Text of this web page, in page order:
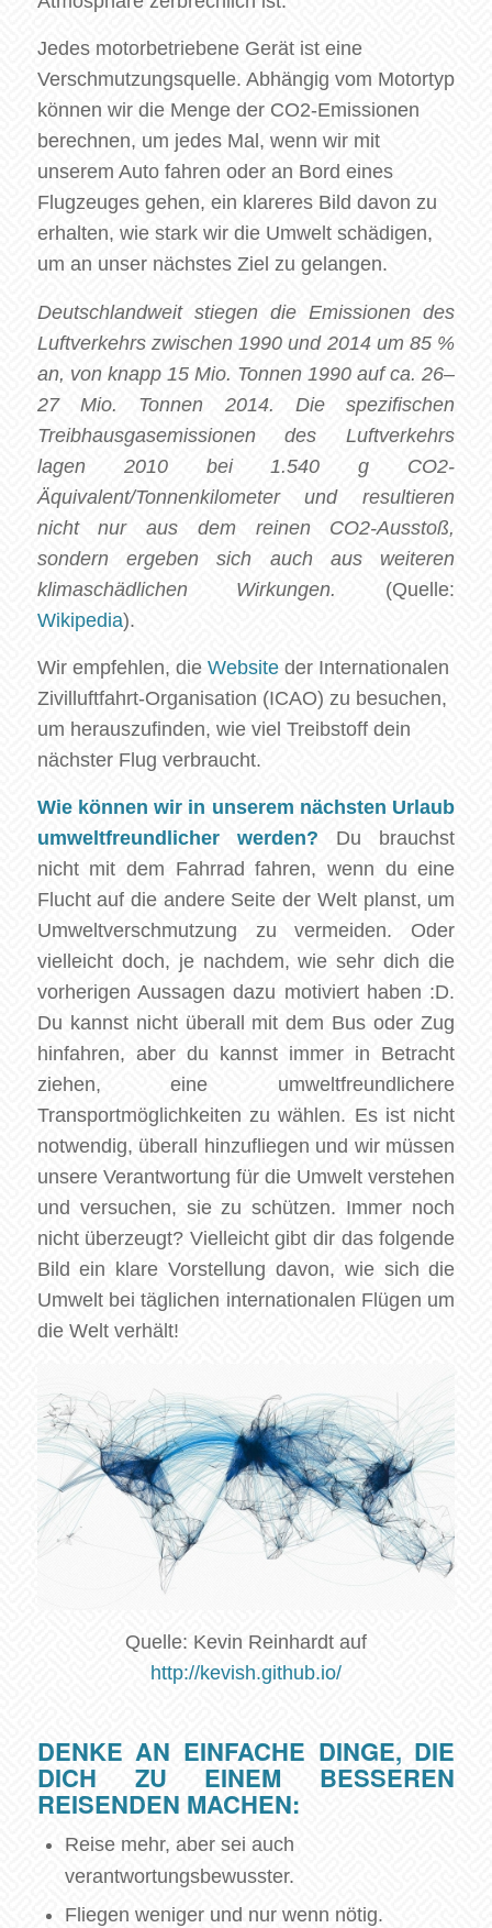
Jedes motorbetriebene Gerät ist eine
Verschmutzungsquelle. Abhängig vom Motortyp
können wir die Menge der CO2-Emissionen
berechnen, um jedes Mal, wenn wir mit
unserem Auto fahren oder an Bord eines
Flugzeuges gehen, ein klareres Bild davon zu
erhalten, wie stark wir die Umwelt schädigen,
um an unser nächstes Ziel zu gelangen.
Deutschlandweit stiegen die Emissionen des
Luftverkehrs zwischen 1990 und 2014 um 85 %
an, von knapp 15 Mio. Tonnen 1990 auf ca. 26–
27 Mio. Tonnen 2014. Die spezifischen
Treibhausgasemissionen des Luftverkehrs
lagen 2010 bei 1.540 g CO2-
Äquivalent/Tonnenkilometer und resultieren
nicht nur aus dem reinen CO2-Ausstoß,
sondern ergeben sich auch aus weiteren
klimaschädlichen Wirkungen.
(Quelle:
Wikipedia).
Wir empfehlen, die Websiteder Internationalen
Zivilluftfahrt-Organisation (ICAO) zu besuchen,
um herauszufinden, wie viel Treibstoff dein
nächster Flug verbraucht.
Wie können wir in unserem nächsten Urlaub
umweltfreundlicher werden? Du brauchst
nicht mit dem Fahrrad fahren, wenn du eine
Flucht auf die andere Seite der Welt planst, um
Umweltverschmutzung zu vermeiden. Oder
vielleicht doch, je nachdem, wie sehr dich die
vorherigen Aussagen dazu motiviert haben :D.
Du kannst nicht überall mit dem Bus oder Zug
hinfahren, aber du kannst immer in Betracht
ziehen, eine umweltfreundlichere
Transportmöglichkeiten zu wählen. Es ist nicht
notwendig, überall hinzufliegen und wir müssen
unsere Verantwortung für die Umwelt verstehen
und versuchen, sie zu schützen. Immer noch
nicht überzeugt? Vielleicht gibt dir das folgende
Bild ein klare Vorstellung davon, wie sich die
Umwelt bei täglichen internationalen Flügen um
die Welt verhält!
Quelle: Kevin Reinhardt auf
http://kevish.github.io/
DENKE AN EINFACHE DINGE, DIE
DICH ZU EINEM BESSEREN
REISENDEN MACHEN:
Reise mehr, aber sei auch
verantwortungsbewusster.
Fliegen weniger und nur wenn nötig.